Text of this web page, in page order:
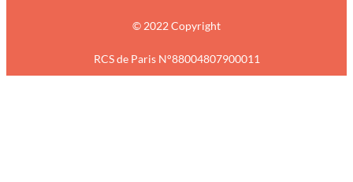
© 2022 Copyright
RCS de Paris N°88004807900011